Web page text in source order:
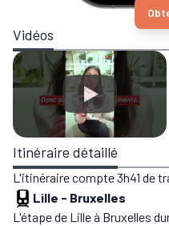
Vidéos
Itinéraire détaillé
L'itinéraire compte 3h41 de
Lille - Bruxelles
L'étape de Lille à Bruxelles